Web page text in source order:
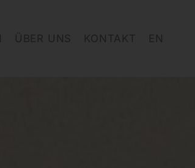
ÜBER UNS KONTAKT EN